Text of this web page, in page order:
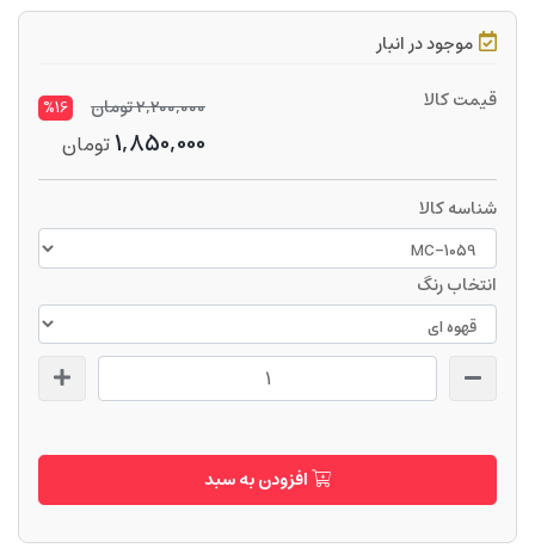
موجود در انبار
قیمت کالا
2,200,000تومان %16
1,850,000تومان
شناسه کالا
انتخاب رنگ
افزودن به سبد